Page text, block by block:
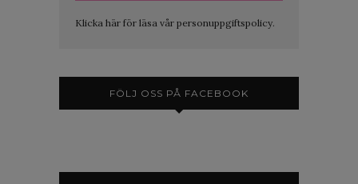
Klicka här för läsa vår personuppgiftspolicy.
FÖLJ OSS PÅ FACEBOOK